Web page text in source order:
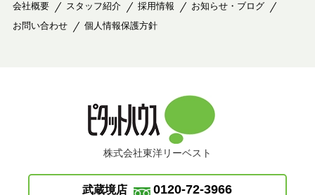
会社概要 スタッフ紹介 採用情報
お知らせ・ブログ
お問い合わせ
個人情報保護方針
株式会社東洋リーベスト
武蔵境店 0120-72-3966